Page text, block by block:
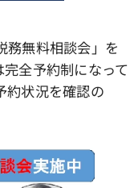
無料相談会」を
全予約制になって
約状況を確認の